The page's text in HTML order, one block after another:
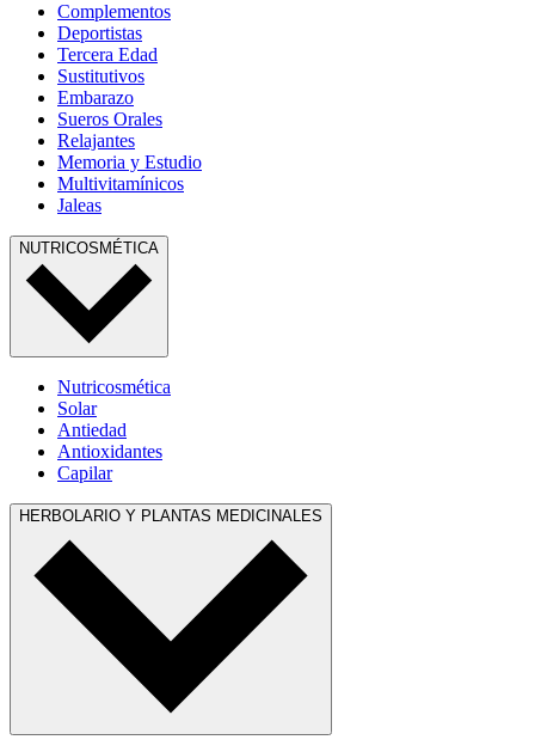
Complementos
Deportistas
Tercera Edad
Sustitutivos
Embarazo
Sueros Orales
Relajantes
Memoria y Estudio
Multivitamínicos
Jaleas
NUTRICOSMÉTICA
Nutricosmética
Solar
Antiedad
Antioxidantes
Capilar
HERBOLARIO Y PLANTAS MEDICINALES